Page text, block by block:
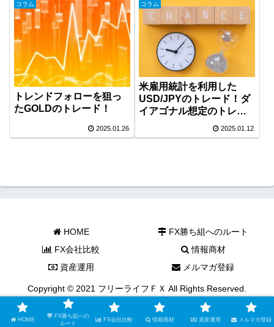
コラム
トレンドフォローを狙っ
たGOLDのトレード！
2025.01.26
コラム
米雇用統計を利用した
USD/JPYのトレード！ダ
イアゴナル想定のトレー
2025.01.12
HOME
FX勝ち組へのルート
FX会社比較
情報商材
資産運用
メルマガ登録
Copyright © 2021 フリーライフＦＸ All Rights Reserved.
HOME
FX勝ち組への
ルート
FX会社比較 情報商材 資産運用 メルマガ登録